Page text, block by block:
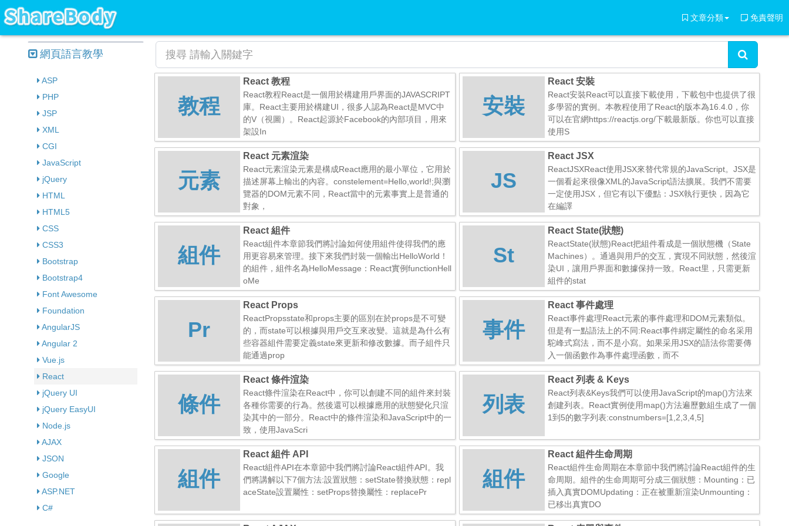
文章分類 免責聲明
網頁語言教學
ASP
PHP
JSP
XML
CGI
JavaScript
jQuery
HTML
HTML5
CSS
CSS3
Bootstrap
Bootstrap4
Font Awesome
Foundation
AngularJS
Angular 2
Vue.js
React
jQuery UI
jQuery EasyUI
Node.js
AJAX
JSON
Google
ASP.NET
C#
教程
React 教程
React教程React是一個用於構建用戶界面的JAVASCRIPT
庫。React主要用於構建UI，很多人認為React是MVC中
的V（視圖）。React起源於Facebook的內部項目，用來
架設In
安裝
React 安裝
React安裝React可以直接下載使用，下載包中也提供了很
多學習的實例。本教程使用了React的版本為16.4.0，你
可以在官網https://reactjs.org/下載最新版。你也可以直接
使用S
元素
React 元素渲染
React元素渲染元素是構成React應用的最小單位，它用於
描述屏幕上輸出的內容。constelement=Hello,world!;與瀏
覽器的DOM元素不同，React當中的元素事實上是普通的
對象，
JS
React JSX
ReactJSXReact使用JSX來替代常規的JavaScript。JSX是
一個看起來很像XML的JavaScript語法擴展。我們不需要
一定使用JSX，但它有以下優點：JSX執行更快，因為它
在編譯
組件
React 組件
React組件本章節我們將討論如何使用組件使得我們的應
用更容易來管理。接下來我們封裝一個輸出HelloWorld！
的組件，組件名為HelloMessage：React實例functionHell
oMe
St
React State(狀態)
ReactState(狀態)React把組件看成是一個狀態機（State
Machines）。通過與用戶的交互，實現不同狀態，然後渲
染UI，讓用戶界面和數據保持一致。React里，只需更新
組件的stat
Pr
React Props
ReactPropsstate和props主要的區別在於props是不可變
的，而state可以根據與用戶交互來改變。這就是為什么有
些容器組件需要定義state來更新和修改數據。而子組件只
能通過prop
事件
React 事件處理
React事件處理React元素的事件處理和DOM元素類似。
但是有一點語法上的不同:React事件綁定屬性的命名采用
駝峰式寫法，而不是小寫。如果采用JSX的語法你需要傳
入一個函數作為事件處理函數，而不
條件
React 條件渲染
React條件渲染在React中，你可以創建不同的組件來封裝
各種你需要的行為。然後還可以根據應用的狀態變化只渲
染其中的一部分。React中的條件渲染和JavaScript中的一
致，使用JavaScri
列表
React 列表 & Keys
React列表&Keys我們可以使用JavaScript的map()方法來
創建列表。React實例使用map()方法遍歷數組生成了一個
1到5的數字列表:constnumbers=[1,2,3,4,5]
組件
React 組件 API
React組件API在本章節中我們將討論React組件API。我
們將講解以下7個方法:設置狀態：setState替換狀態：repl
aceState設置屬性：setProps替換屬性：replacePr
組件
React 組件生命周期
React組件生命周期在本章節中我們將討論React組件的生
命周期。組件的生命周期可分成三個狀態：Mounting：已
插入真實DOMUpdating：正在被重新渲染Unmounting：
已移出真實DO